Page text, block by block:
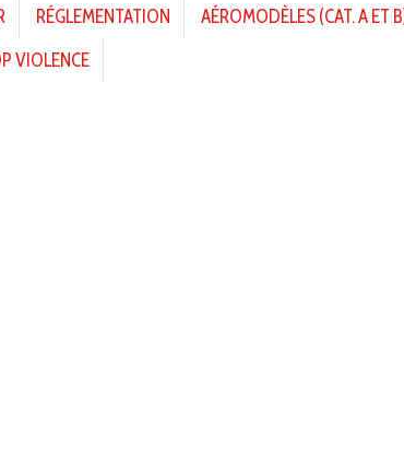
RÉGLEMENTATION AÉROMODÈLES (CAT. A ET
VIOLENCE